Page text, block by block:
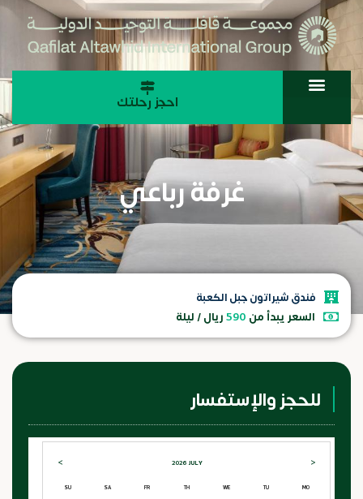
احجز رحلتك
غرفة رباعي
فندق شيراتون جبل الكعبة
السعر يبدأ من 590ريال / ليلة
للحجز والإستفسار
<
JULY
2026
>
MO
TU
WE
TH
FR
SA
SU